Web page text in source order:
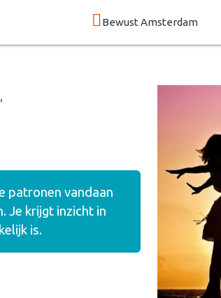
Bewust Amsterdam
patronen vandaan
Je krijgt inzicht in
is.